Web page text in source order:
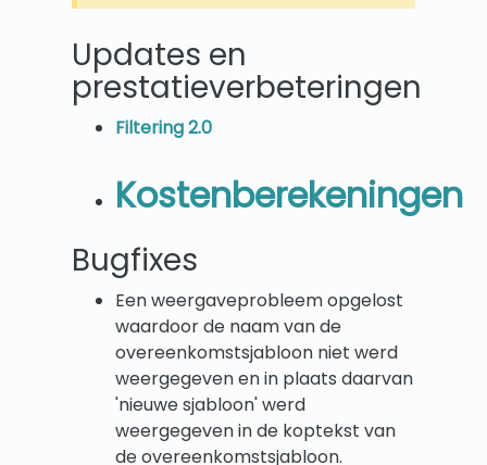
Updates en
prestatieverbeteringen
Filtering 2.0
Kostenberekeningen
Bugfixes
Een weergaveprobleem opgelost
waardoor de naam van de
overeenkomstsjabloon niet werd
weergegeven en in plaats daarvan
'nieuwe sjabloon' werd
weergegeven in de koptekst van
de overeenkomstsjabloon.